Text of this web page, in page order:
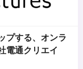
プする、オンラ
電通クリエイ